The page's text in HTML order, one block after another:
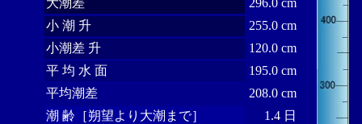
大潮差
296.0 cm
小 潮 升
255.0 cm
小潮差 升
120.0 cm
平 均 水 面
195.0 cm
平均潮差
208.0 cm
潮 齢［朔望より大潮まで］
1.4 日